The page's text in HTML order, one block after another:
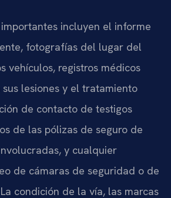
incluyen el informe
fotografías del lugar del
vehículos, registros médicos
lesiones y el tratamiento
de contacto de testigos
de las pólizas de seguro de
y cualquier
de cámaras de seguridad o de
condición de la vía, las marcas